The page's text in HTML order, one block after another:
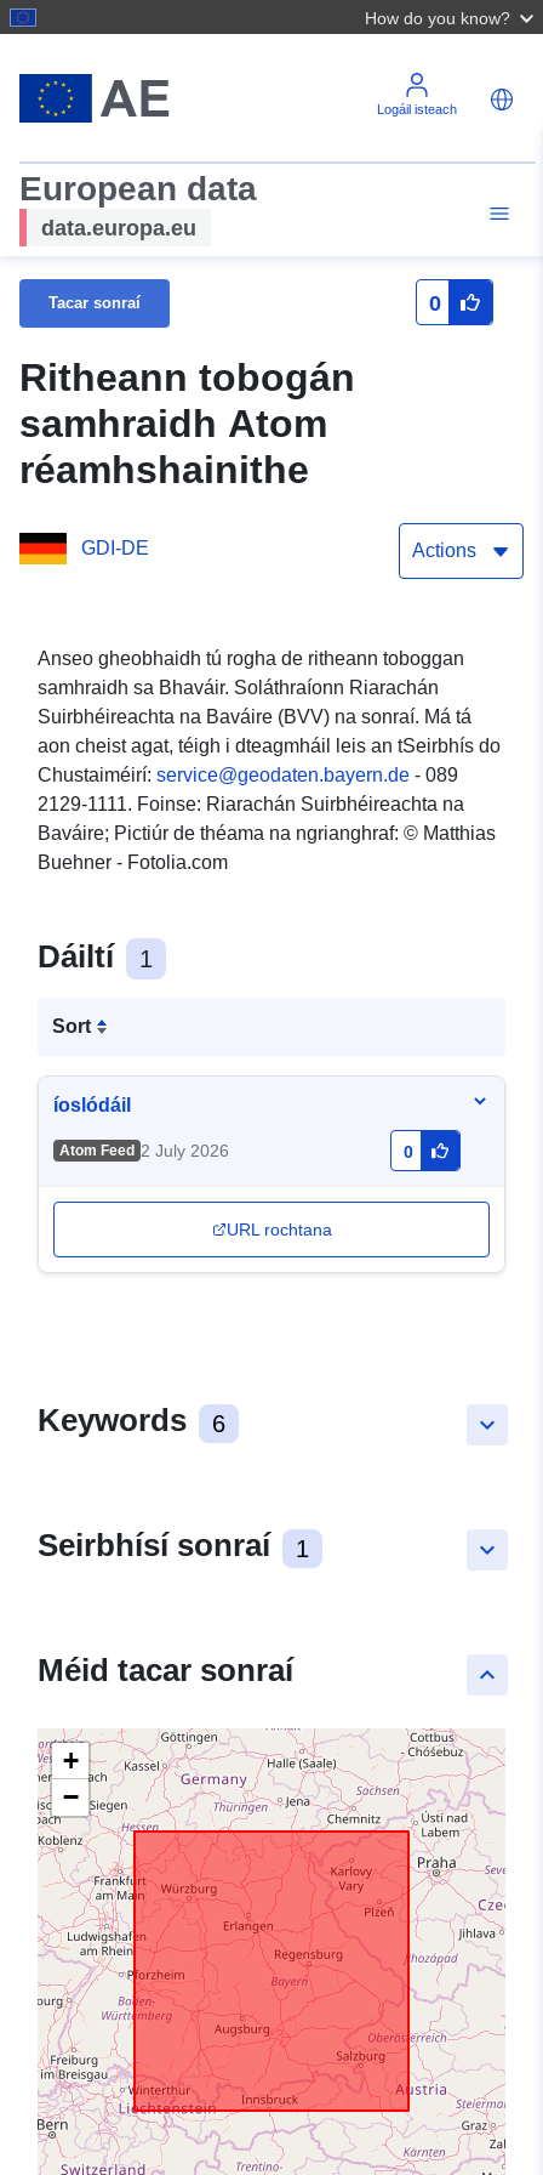
How do you know?
Logáil isteach
European data
data.europa.eu
Tacar sonraí 0
Ritheann tobogán
samhraidh Atom
réamhshainithe
GDI-DE Actions
Anseo gheobhaidh tú rogha de ritheann toboggan
samhraidh sa Bhaváir. Soláthraíonn Riarachán
Suirbhéireachta na Baváire (BVV) na sonraí. Má tá
aon cheist agat, téigh i dteagmháil leis an tSeirbhís do
Chustaiméirí: service@geodaten.bayern.de - 089
2129-1111. Foinse: Riarachán Suirbhéireachta na
Baváire; Pictiúr de théama na ngrianghraf: © Matthias
Buehner - Fotolia.com
Dáiltí 1
Sort
íoslódáil
Atom Feed 2 July 2026 0
URL rochtana
keyboard_arrow_down
Keywords 6
keyboard_arrow_down
Seirbhísí sonraí 1
keyboard_arrow_up
Méid tacar sonraí
+
−